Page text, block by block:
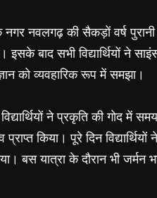
नगर नवलगढ़ की सैकड़ों वर्ष
बाद सभी विद्यार्थियों ने
को व्यवहारिक रूप में समझा।
ने प्रकृति की गोद में
किया। पूरे दिन
बस यात्रा के दौरान भी